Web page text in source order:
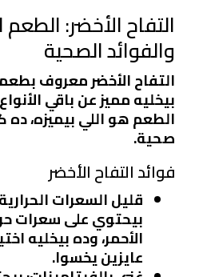
التفاح الأخضر:
والفوائد الصحية
التفاح الأخضر معروف
بيخليه مميز عن باقي
الطعم هو اللي بيميزه، ده
صحية.
فوائد التفاح الأخضر
قليل السعرات الحرارية
بيحتوي على سعرات
الأحمر، وده بيخليه
عايزين يخسوا.